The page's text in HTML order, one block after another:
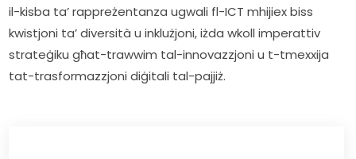
il-kisba ta’ rappreżentanza ugwali fl-ICT mhijiex biss
kwistjoni ta’ diversità u inklużjoni, iżda wkoll imperattiv
strateġiku għat-trawwim tal-innovazzjoni u t-tmexxija
tat-trasformazzjoni diġitali tal-pajjiż.